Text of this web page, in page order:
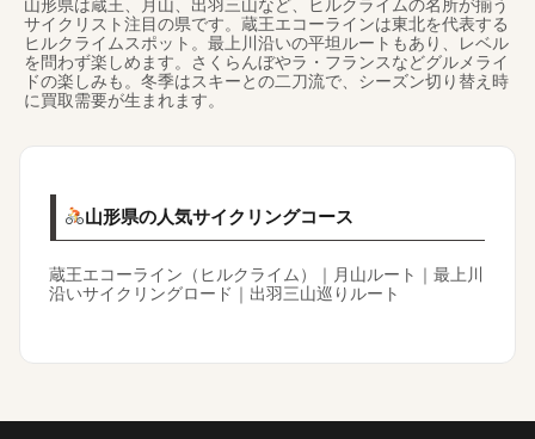
山形県は蔵王、月山、出羽三山など、ヒルクライムの名所が揃う
サイクリスト注目の県です。蔵王エコーラインは東北を代表する
ヒルクライムスポット。最上川沿いの平坦ルートもあり、レベル
を問わず楽しめます。さくらんぼやラ・フランスなどグルメライ
ドの楽しみも。冬季はスキーとの二刀流で、シーズン切り替え時
に買取需要が生まれます。
山形県の人気サイクリングコース
蔵王エコーライン（ヒルクライム）｜月山ルート｜最上川
沿いサイクリングロード｜出羽三山巡りルート